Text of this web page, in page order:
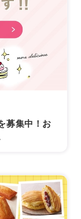
募集中！お